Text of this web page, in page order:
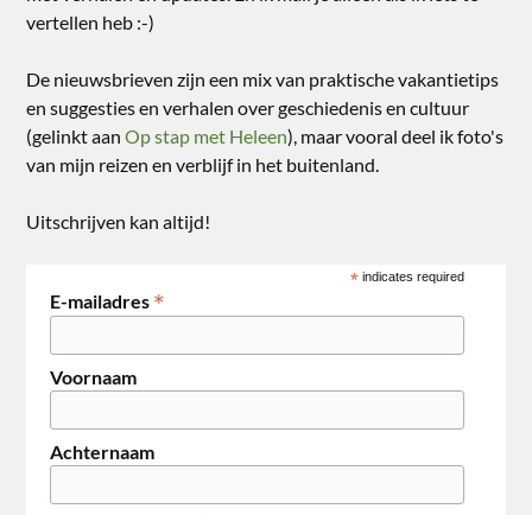
vertellen heb :-)
De nieuwsbrieven zijn een mix van praktische vakantietips
en suggesties en verhalen over geschiedenis en cultuur
(gelinkt aanOp stap met Heleen), maar vooral deel ik foto's
van mijn reizen en verblijf in het buitenland.
Uitschrijven kan altijd!
* indicates required
E-mailadres *
Voornaam
Achternaam